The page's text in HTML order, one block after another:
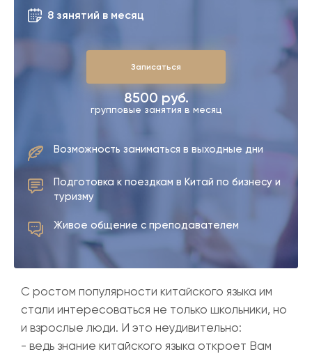
8 зянятий в месяц
Записаться
8500 руб.
групповые занятия в месяц
Возможность заниматься в выходные дни
Подготовка к поездкам в Китай по бизнесу и
туризму
Живое общение с преподавателем
С ростом популярности китайского языка им
стали интересоваться не только школьники, но
и взрослые люди. И это неудивительно:
- ведь знание китайского языка откроет Вам